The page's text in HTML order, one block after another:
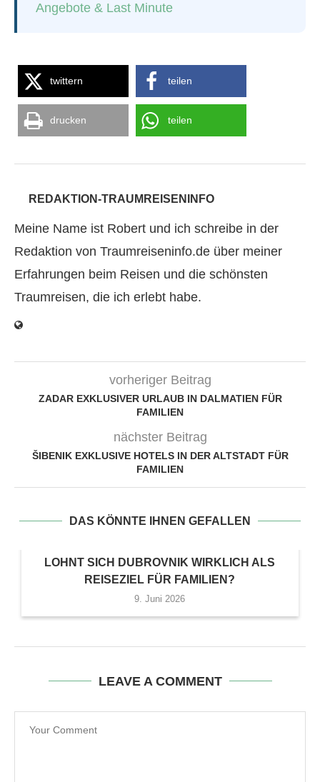
Angebote & Last Minute
twittern teilen
drucken teilen
REDAKTION-TRAUMREISENINFO
Meine Name ist Robert und ich schreibe in der
Redaktion von Traumreiseninfo.de über meiner
Erfahrungen beim Reisen und die schönsten
Traumreisen, die ich erlebt habe.
vorheriger Beitrag
ZADAR EXKLUSIVER URLAUB IN DALMATIEN FÜR
FAMILIEN
nächster Beitrag
ŠIBENIK EXKLUSIVE HOTELS IN DER ALTSTADT FÜR
FAMILIEN
DAS KÖNNTE IHNEN GEFALLEN
LOHNT SICH DUBROVNIK WIRKLICH ALS
REISEZIEL FÜR FAMILIEN?
9. Juni 2026
LEAVE A COMMENT